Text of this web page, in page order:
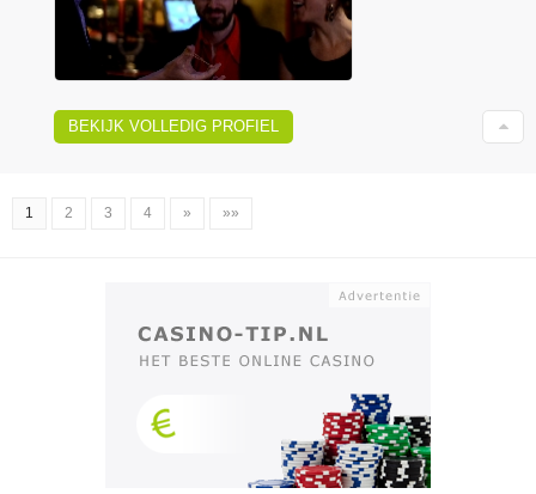
BEKIJK VOLLEDIG PROFIEL
1 2 3 4 » »»